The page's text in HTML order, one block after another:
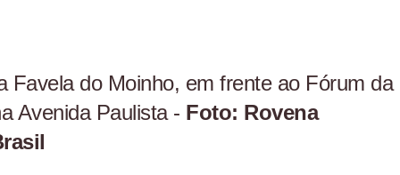
Favela do Moinho, em frente ao Fórum da
Avenida Paulista - Foto: Rovena